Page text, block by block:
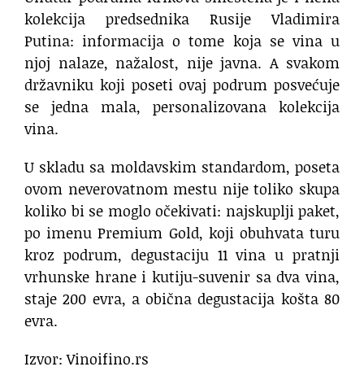
kolekcija predsednika Rusije Vladimira
Putina: informacija o tome koja se vina u
njoj nalaze, nažalost, nije javna. A svakom
državniku koji poseti ovaj podrum posvećuje
se jedna mala, personalizovana kolekcija
vina.
U skladu sa moldavskim standardom, poseta
ovom neverovatnom mestu nije toliko skupa
koliko bi se moglo očekivati: najskuplji paket,
po imenu Premium Gold, koji obuhvata turu
kroz podrum, degustaciju 11 vina u pratnji
vrhunske hrane i kutiju-suvenir sa dva vina,
staje 200 evra, a obična degustacija košta 80
evra.
Izvor: Vinoifino.rs